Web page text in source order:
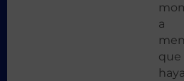
a
que
haya